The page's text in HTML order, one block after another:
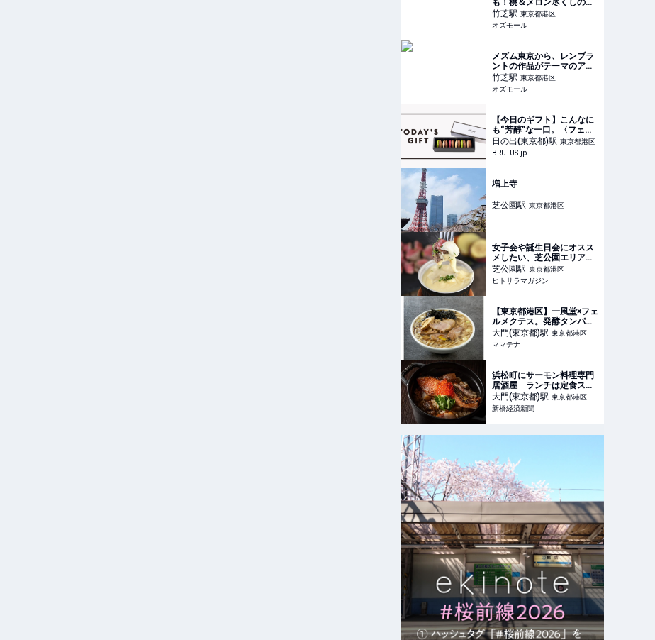
も！桃＆メロン尽くしのホ
テルスイーツビュッフェを
実食レポ - OZmall
竹芝駅 東京都港区
オズモール
メズム東京から、レンブラ
ントの作品がテーマのアフ
タヌーンティー。アートそ
のもののパンナコッタも！
竹芝駅 東京都港区
オズモール
【今日のギフト】こんなに
も“芳醇”な一口。〈フェア
モント東京〉のマカロン |
ブルータス| BRUTUS.jp
日の出(東京都)駅 東京都港区
BRUTUS.jp
増上寺
芝公園駅 東京都港区
女子会や誕生日会にオスス
メしたい、芝公園エリアの
路地裏に佇む、築100年の
隠れ家レストラン【古民家
商店 SPAJIO】｜東京
芝公園駅 東京都港区
ヒトサラマガジン
【東京都港区】一風堂×フェ
ルメクテス。発酵タンパク
使用の「kin-punラーメ
ン」を2日間限定提供 | ママ
大門(東京都)駅 東京都港区
ママテナ
浜松町にサーモン料理専門
居酒屋 ランチは定食スタ
イル
大門(東京都)駅 東京都港区
新橋経済新聞